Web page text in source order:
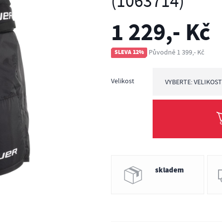
1 229,- Kč
SLEVA 12% Původně 1 399,- Kč
Velikost VYBERTE: VELIKOST
skladem